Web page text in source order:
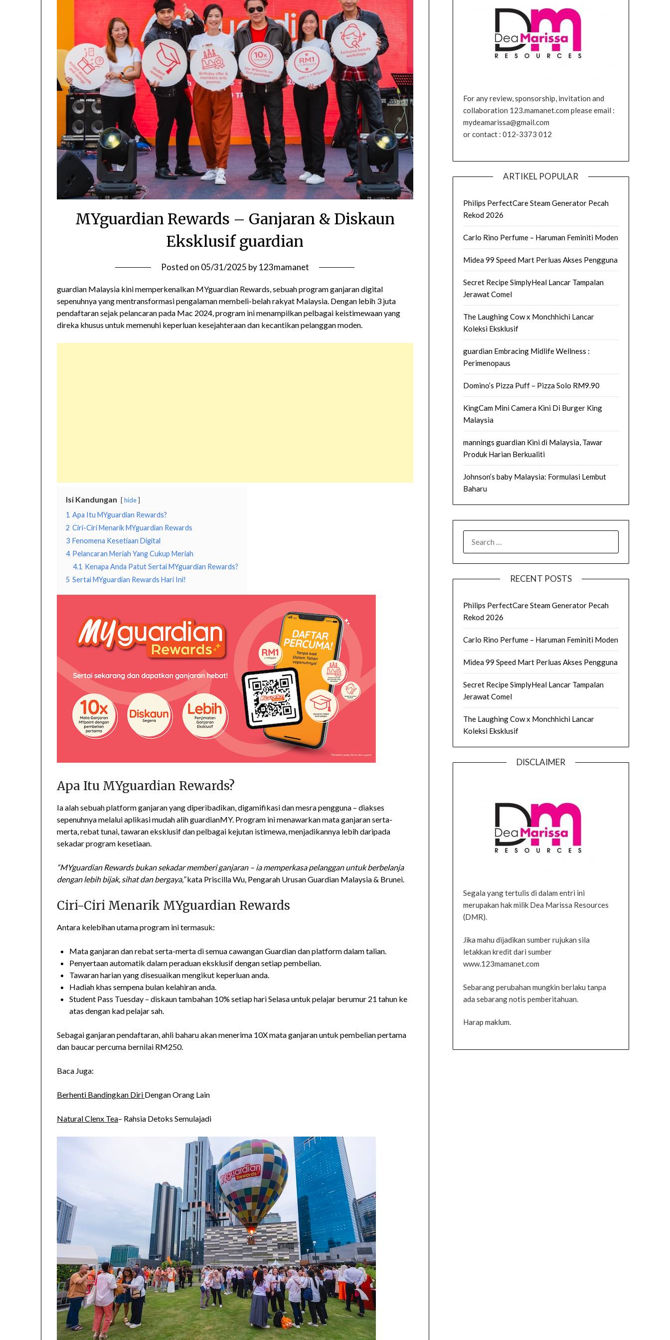
MYguardian Rewards – Ganjaran & Diskaun
Eksklusif guardian
Posted on 05/31/2025 by123mamanet
guardian Malaysia kini memperkenalkan MYguardian Rewards, sebuah program ganjaran digital
sepenuhnya yang mentransformasi pengalaman membeli-belah rakyat Malaysia. Dengan lebih 3 juta
pendaftaran sejak pelancaran pada Mac 2024, program ini menampilkan pelbagai keistimewaan yang
direka khusus untuk memenuhi keperluan kesejahteraan dan kecantikan pelanggan moden.
Isi Kandungan hide
1 Apa Itu MYguardian Rewards?
2 Ciri-Ciri Menarik MYguardian Rewards
3 Fenomena Kesetiaan Digital
4 Pelancaran Meriah Yang Cukup Meriah
4.1 Kenapa Anda Patut Sertai MYguardian Rewards?
5 Sertai MYguardian Rewards Hari Ini!
Apa Itu MYguardian Rewards?
Ia alah sebuah platform ganjaran yang diperibadikan, digamifikasi dan mesra pengguna – diakses
sepenuhnya melalui aplikasi mudah alih guardianMY. Program ini menawarkan mata ganjaran serta-
merta, rebat tunai, tawaran eksklusif dan pelbagai kejutan istimewa, menjadikannya lebih daripada
sekadar program kesetiaan.
“MYguardian Rewards bukan sekadar memberi ganjaran – ia memperkasa pelanggan untuk berbelanja
dengan lebih bijak, sihat dan bergaya,”kata Priscilla Wu, Pengarah Urusan Guardian Malaysia & Brunei.
Ciri-Ciri Menarik MYguardian Rewards
Antara kelebihan utama program ini termasuk:
Mata ganjaran dan rebat serta-merta di semua cawangan Guardian dan platform dalam talian.
Penyertaan automatik dalam peraduan eksklusif dengan setiap pembelian.
Tawaran harian yang disesuaikan mengikut keperluan anda.
Hadiah khas sempena bulan kelahiran anda.
Student Pass Tuesday – diskaun tambahan 10% setiap hari Selasa untuk pelajar berumur 21 tahun ke
atas dengan kad pelajar sah.
Sebagai ganjaran pendaftaran, ahli baharu akan menerima 10X mata ganjaran untuk pembelian pertama
dan baucar percuma bernilai RM250.
Baca Juga:
Berhenti Bandingkan Diri Dengan Orang Lain
Natural Clenx Tea– Rahsia Detoks Semulajadi
For any review, sponsorship, invitation and
collaboration 123.mamanet.com please email :
mydeamarissa@gmail.com
or contact : 012-3373 012
ARTIKEL POPULAR
Philips PerfectCare Steam Generator Pecah
Rekod 2026
Carlo Rino Perfume – Haruman Feminiti Moden
Midea 99 Speed Mart Perluas Akses Pengguna
Secret Recipe SimplyHeal Lancar Tampalan
Jerawat Comel
The Laughing Cow x Monchhichi Lancar
Koleksi Eksklusif
guardian Embracing Midlife Wellness :
Perimenopaus
Domino’s Pizza Puff – Pizza Solo RM9.90
KingCam Mini Camera Kini Di Burger King
Malaysia
mannings guardian Kini di Malaysia, Tawar
Produk Harian Berkualiti
Johnson’s baby Malaysia: Formulasi Lembut
Baharu
FOR:
RECENT POSTS
Philips PerfectCare Steam Generator Pecah
Rekod 2026
Carlo Rino Perfume – Haruman Feminiti Moden
Midea 99 Speed Mart Perluas Akses Pengguna
Secret Recipe SimplyHeal Lancar Tampalan
Jerawat Comel
The Laughing Cow x Monchhichi Lancar
Koleksi Eksklusif
DISCLAIMER
Segala yang tertulis di dalam entri ini
merupakan hak milik Dea Marissa Resources
(DMR).
Jika mahu dijadikan sumber rujukan sila
letakkan kredit dari sumber
www.123mamanet.com
Sebarang perubahan mungkin berlaku tanpa
ada sebarang notis pemberitahuan.
Harap maklum.